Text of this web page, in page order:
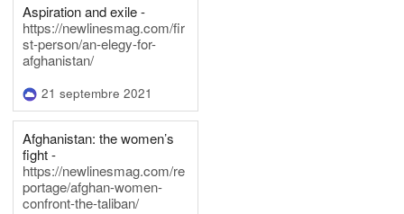
Aspiration and exile -
https://newlinesmag.com/fir
st-person/an-elegy-for-
afghanistan/
21 septembre 2021
Afghanistan: the women’s
fight -
https://newlinesmag.com/re
portage/afghan-women-
confront-the-taliban/